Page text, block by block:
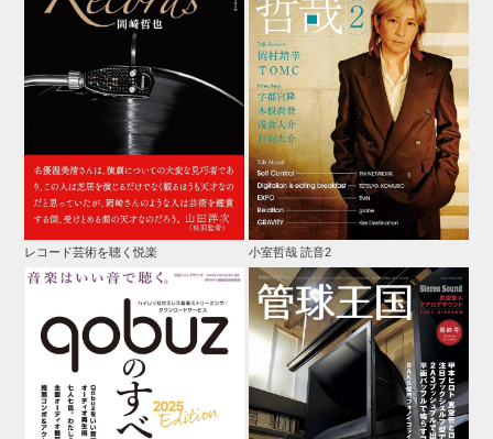
レコード芸術を聴く悦楽 小室哲哉 読音2